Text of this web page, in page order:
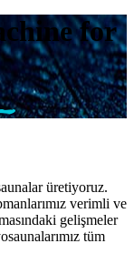
for
üretiyoruz.
verimli ve
gelişmeler
tüm